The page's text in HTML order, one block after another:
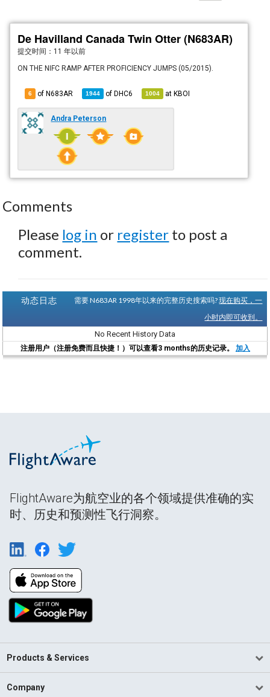
De Havilland Canada Twin Otter (N683AR)
提交时间： 11 年以前
ON THE NIFC RAMP AFTER PROFICIENCY JUMPS (05/2015).
6 of N683AR 1944 ofDHC6 1004 atKBOI
Andra Peterson
Comments
Please log in or register to post a
comment.
动态日志 需要 N683AR 1998年以来的完整历史搜索吗?现在购买，一
小时内即可收到。
No Recent History Data
注册用户（注册免费而且快捷！）可以查看3 months的历史记录。 加入
FlightAware为航空业的各个领域提供准确的实
时、历史和预测性飞行洞察。
Products & Services
Company